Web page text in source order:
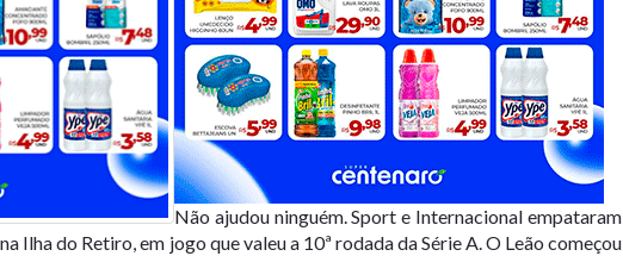
Não ajudou ninguém. Sport e Internacional empataram
Ilha do Retiro, em jogo que valeu a 10ª rodada da Série A. O Leão começou